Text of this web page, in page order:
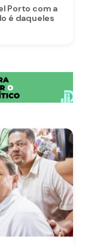
Porto com a
é daqueles